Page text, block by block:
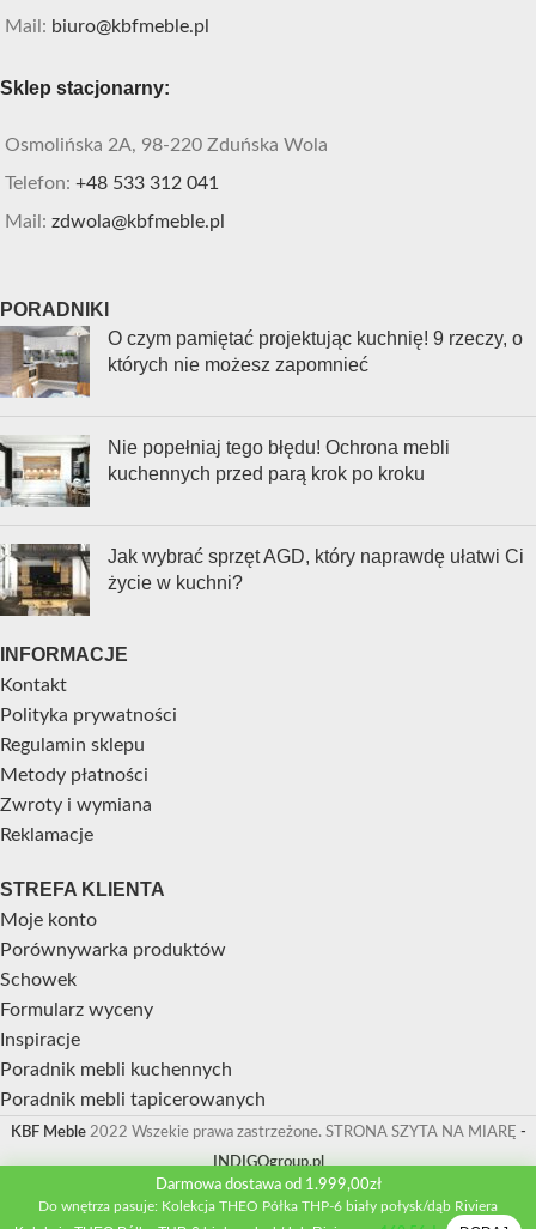
Mail: biuro@kbfmeble.pl
Sklep stacjonarny:
Osmolińska 2A, 98-220 Zduńska Wola
Telefon: +48 533 312 041
Mail: zdwola@kbfmeble.pl
PORADNIKI
O czym pamiętać projektując kuchnię! 9 rzeczy, o
których nie możesz zapomnieć
Nie popełniaj tego błędu! Ochrona mebli
kuchennych przed parą krok po kroku
Jak wybrać sprzęt AGD, który naprawdę ułatwi Ci
życie w kuchni?
INFORMACJE
Kontakt
Polityka prywatności
Regulamin sklepu
Metody płatności
Zwroty i wymiana
Reklamacje
STREFA KLIENTA
Moje konto
Porównywarka produktów
Schowek
Formularz wyceny
Inspiracje
Poradnik mebli kuchennych
Poradnik mebli tapicerowanych
KBF Meble 2022 Wszekie prawa zastrzeżone. STRONA SZYTA NA MIARĘ -
INDIGOgroup.pl
Darmowa dostawa od 1.999,00zł
Do wnętrza pasuje: Kolekcja THEO Półka THP-6 biały połysk/dąb Riviera